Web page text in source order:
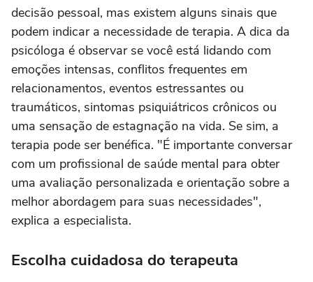
decisão pessoal, mas existem alguns sinais que
podem indicar a necessidade de terapia. A dica da
psicóloga é observar se você está lidando com
emoções intensas, conflitos frequentes em
relacionamentos, eventos estressantes ou
traumáticos, sintomas psiquiátricos crônicos ou
uma sensação de estagnação na vida. Se sim, a
terapia pode ser benéfica. "É importante conversar
com um profissional de saúde mental para obter
uma avaliação personalizada e orientação sobre a
melhor abordagem para suas necessidades",
explica a especialista.
Escolha cuidadosa do terapeuta